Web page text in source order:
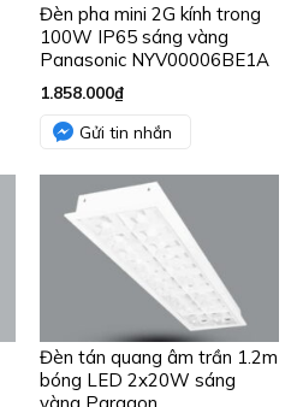
Đèn pha mini 2G kính trong
100W IP65 sáng vàng
Panasonic NYV00006BE1A
1.858.000₫
Gửi tin nhắn
Đèn tán quang âm trần 1.2m
bóng LED 2x20W sáng